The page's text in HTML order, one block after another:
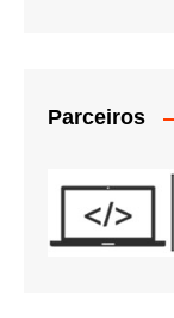
Parceiros